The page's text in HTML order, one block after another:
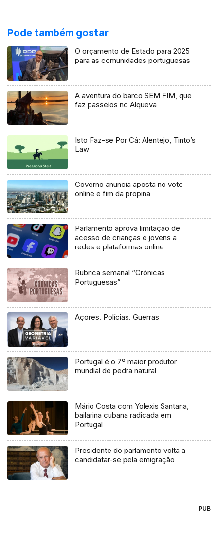
Pode também gostar
O orçamento de Estado para 2025
para as comunidades portuguesas
A aventura do barco SEM FIM, que
faz passeios no Alqueva
Isto Faz-se Por Cá: Alentejo, Tinto’s
Law
Governo anuncia aposta no voto
online e fim da propina
Parlamento aprova limitação de
acesso de crianças e jovens a
redes e plataformas online
Rubrica semanal “Crónicas
Portuguesas”
Açores. Polícias. Guerras
Portugal é o 7º maior produtor
mundial de pedra natural
Mário Costa com Yolexis Santana,
bailarina cubana radicada em
Portugal
Presidente do parlamento volta a
candidatar-se pela emigração
PUB